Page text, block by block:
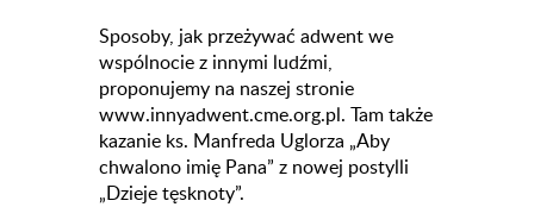
Sposoby, jak przeżywać adwent we
wspólnocie z innymi ludźmi,
proponujemy na naszej stronie
www.innyadwent.cme.org.pl. Tam także
kazanie ks. Manfreda Uglorza „Aby
chwalono imię Pana” z nowej postylli
„Dzieje tęsknoty”.